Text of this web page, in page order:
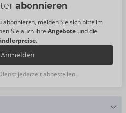
abonnieren
abonnieren, melden Sie sich bitte im
Sie auch Ihre Angebote und die
.
Anmelden
jederzeit abbestellen.